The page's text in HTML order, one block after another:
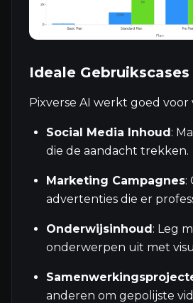
Ideale Gebruikscases
Pixverse AI werkt goed
Social Media Inhoud:
die de aandacht trekken.
Marketing Campagnes:
advertenties die er
Onderwijsinhoud: Leg
onderwerpen uit met
anderen om gepolijste